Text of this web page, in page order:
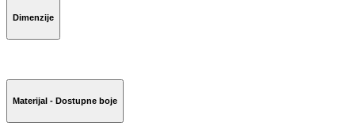
Dimenzije
Materijal - Dostupne boje